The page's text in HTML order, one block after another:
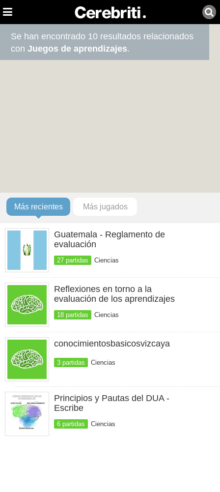
Se han encontrado 10 resultados relacionados
conJuegos de aprendizajes.
Más recientes Más jugados
Guatemala - Reglamento de
evaluación
27 partidas Ciencias
Reflexiones en torno a la
evaluación de los aprendizajes
18 partidas Ciencias
conocimientosbasicosvizcaya
3 partidas Ciencias
Principios y Pautas del DUA -
Escribe
6 partidas Ciencias